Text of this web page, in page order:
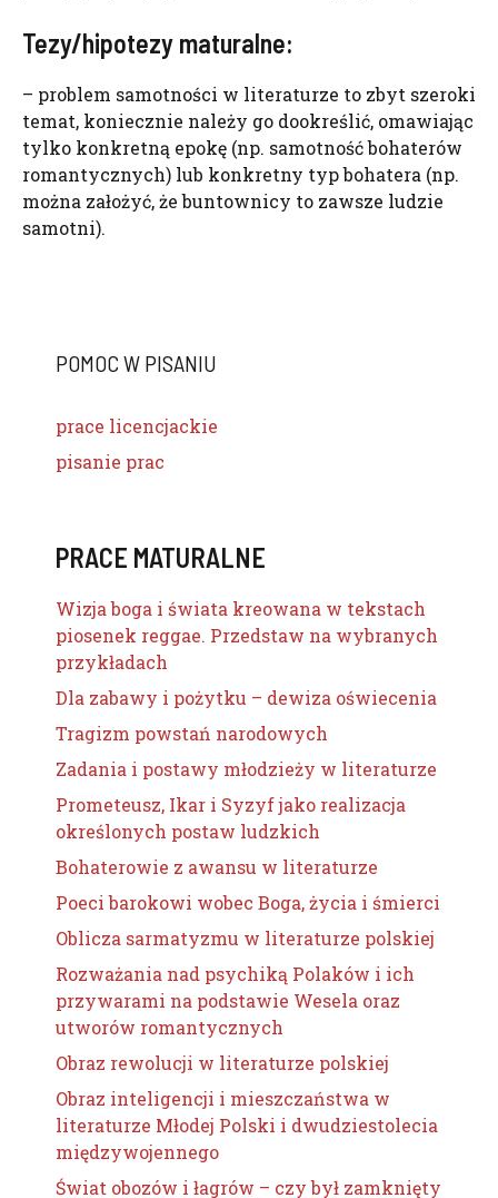
Tezy/hipotezy maturalne:
– problem samotności w literaturze to zbyt szeroki
temat, koniecznie należy go dookreślić, omawiając
tylko konkretną epokę (np. samotność bohaterów
romantycznych) lub konkretny typ bohatera (np.
można założyć, że buntownicy to zawsze ludzie
samotni).
POMOC W PISANIU
prace licencjackie
pisanie prac
PRACE MATURALNE
Wizja boga i świata kreowana w tekstach
piosenek reggae. Przedstaw na wybranych
przykładach
Dla zabawy i pożytku – dewiza oświecenia
Tragizm powstań narodowych
Zadania i postawy młodzieży w literaturze
Prometeusz, Ikar i Syzyf jako realizacja
określonych postaw ludzkich
Bohaterowie z awansu w literaturze
Poeci barokowi wobec Boga, życia i śmierci
Oblicza sarmatyzmu w literaturze polskiej
Rozważania nad psychiką Polaków i ich
przywarami na podstawie Wesela oraz
utworów romantycznych
Obraz rewolucji w literaturze polskiej
Obraz inteligencji i mieszczaństwa w
literaturze Młodej Polski i dwudziestolecia
międzywojennego
Świat obozów i łagrów – czy był zamknięty